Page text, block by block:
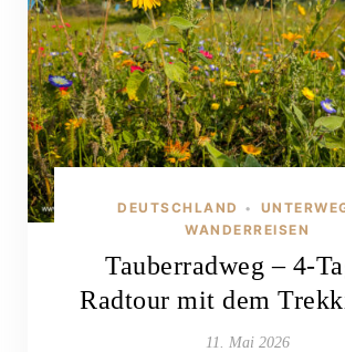
DEUTSCHLAND •
WANDERREISEN
Tauberradweg – 4-
Radtour mit dem
11. Mai 2026